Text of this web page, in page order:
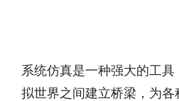
系统仿真是一种强大的工
拟世界之间建立桥梁，为